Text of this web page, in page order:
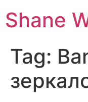
Shane
Tag: